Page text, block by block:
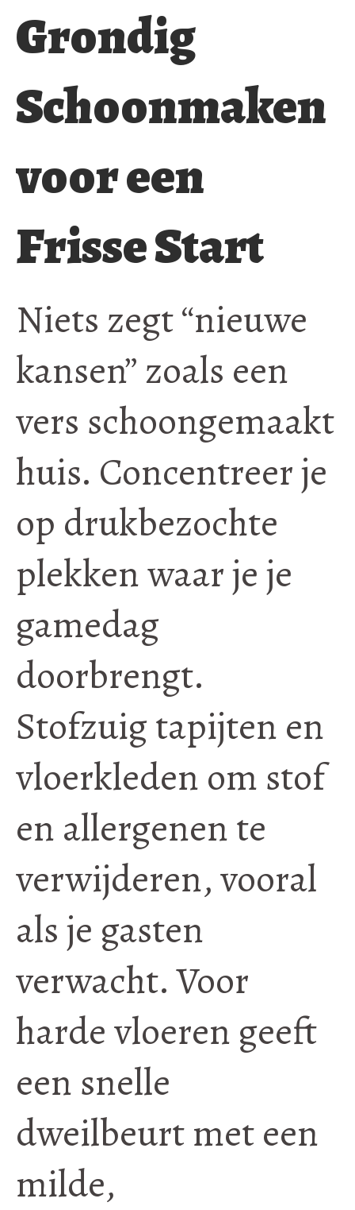
Grondig
Schoonmaken
voor een
Frisse Start
Niets zegt “nieuwe
kansen” zoals een
vers schoongemaakt
huis. Concentreer je
op drukbezochte
plekken waar je je
gamedag
doorbrengt.
Stofzuig tapijten en
vloerkleden om stof
en allergenen te
verwijderen, vooral
als je gasten
verwacht. Voor
harde vloeren geeft
een snelle
dweilbeurt met een
milde,